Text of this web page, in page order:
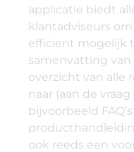
applicatie biedt
klantadviseurs
efficient mogelijk
samenvatting van
overzicht van alle
naar (aan de
bijvoorbeeld
ook reeds een